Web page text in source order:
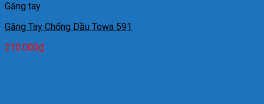
Găng tay
Găng Tay Chống Dầu Towa 591
210.000₫